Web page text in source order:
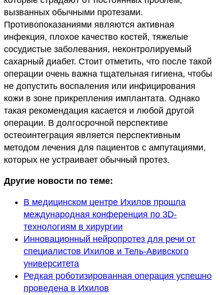
вызванных обычными протезами.
Противопоказаниями являются активная
инфекция, плохое качество костей, тяжелые
сосудистые заболевания, неконтролируемый
сахарный диабет. Стоит отметить, что после такой
операции очень важна тщательная гигиена, чтобы
не допустить воспаления или инфицирования
кожи в зоне прикрепления имплантата. Однако
такая рекомендация касается и любой другой
операции. В долгосрочной перспективе
остеоинтеграция является перспективным
методом лечения для пациентов с ампутациями,
которых не устраивает обычный протез.
Другие новости по теме:
В медицинском центре Ихилов прошла
международная конференция по 3D-
технологиям в хирургии
Инновационный нейропротез для речи от
специалистов Ихилов и Тель-Авивского
университета
Редкая роботизированная операция успешно
проведена в Ихилов